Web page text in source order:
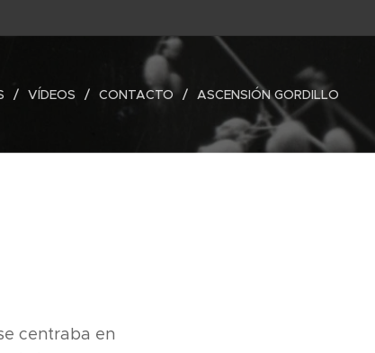
VÍDEOS CONTACTO ASCENSIÓN GORDILLO
centraba en